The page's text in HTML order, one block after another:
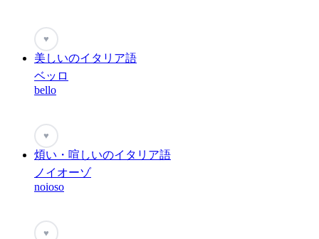
♥
美しいのイタリア語
ベッロ
bello
♥
煩い・喧しいのイタリア語
ノイオーゾ
noioso
♥